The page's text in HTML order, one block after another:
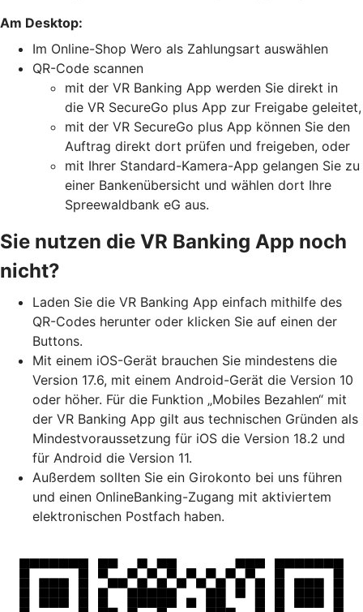
Am Desktop:
Im Online-Shop Wero als Zahlungsart auswählen
QR-Code scannen
mit der VR Banking App werden Sie direkt in
die VR SecureGo plus App zur Freigabe geleitet,
mit der VR SecureGo plus App können Sie den
Auftrag direkt dort prüfen und freigeben, oder
mit Ihrer Standard-Kamera-App gelangen Sie zu
einer Bankenübersicht und wählen dort Ihre
Spreewaldbank eG aus.
Sie nutzen die VR Banking App noch
nicht?
Laden Sie die VR Banking App einfach mithilfe des
QR-Codes herunter oder klicken Sie auf einen der
Buttons.
Mit einem iOS-Gerät brauchen Sie mindestens die
Version 17.6, mit einem Android-Gerät die Version 10
oder höher. Für die Funktion „Mobiles Bezahlen“ mit
der VR Banking App gilt aus technischen Gründen als
Mindestvoraussetzung für iOS die Version 18.2 und
für Android die Version 11.
Außerdem sollten Sie ein Girokonto bei uns führen
und einen OnlineBanking-Zugang mit aktiviertem
elektronischen Postfach haben.